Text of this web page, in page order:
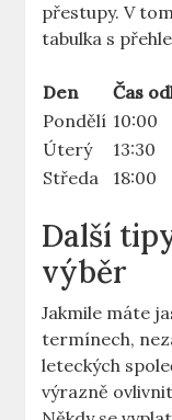
přestupy. V
tabulka s
Den Čas
Pondělí 10:00
Úterý
13:30
Středa
18:00
Další
výběr
Jakmile máte
termínech,
leteckých
výrazně